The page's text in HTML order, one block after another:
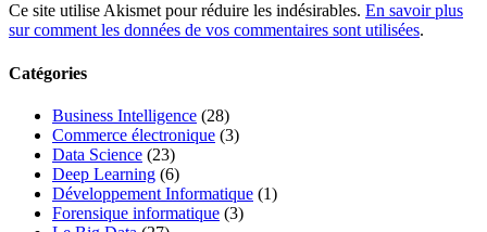
Ce site utilise Akismet pour réduire les indésirables. En savoir plus
sur comment les données de vos commentaires sont utilisées.
Catégories
Business Intelligence (28)
Commerce électronique (3)
Data Science (23)
Deep Learning (6)
Développement Informatique (1)
Forensique informatique (3)